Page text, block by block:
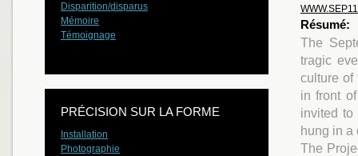
Résumé:
The
tragic
culture of
in front
invited to
hung in a
The
Disparition/disparus
Mémoire
Témoignage
PRÉCISION SUR LA FORME
Installation
Photographie